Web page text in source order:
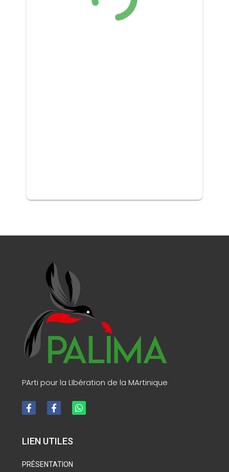
PArti pour la LIbération de la MArtinique
LIEN UTILES
PRÉSENTATION